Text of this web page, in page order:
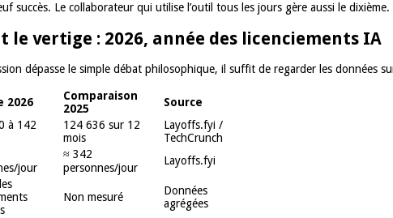
succès. Le collaborateur qui utilise l’outil tous les jours gère aussi le
le vertige : 2026, année des licenciements IA
dépasse le simple débat philosophique, il suffit de regarder les données
2026
Comparaison
2025
Source
à 142
124 636 sur 12
mois
Layoffs.fyi /
TechCrunch
jour
≈ 342
personnes/jour
Layoffs.fyi
Non mesuré
Données
agrégées